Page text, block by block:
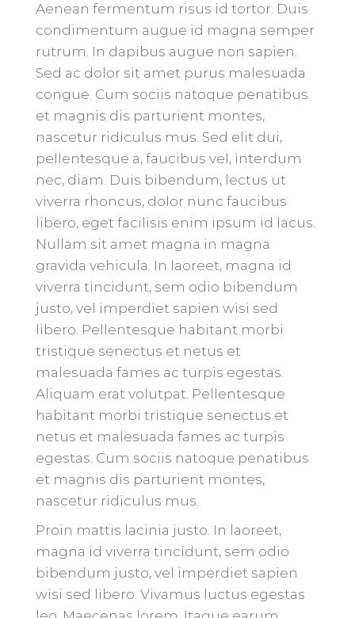
Aenean fermentum risus id tortor. Duis
condimentum augue id magna semper
rutrum. In dapibus augue non sapien.
Sed ac dolor sit amet purus malesuada
congue. Cum sociis natoque penatibus
et magnis dis parturient montes,
nascetur ridiculus mus. Sed elit dui,
pellentesque a, faucibus vel, interdum
nec, diam. Duis bibendum, lectus ut
viverra rhoncus, dolor nunc faucibus
libero, eget facilisis enim ipsum id lacus.
Nullam sit amet magna in magna
gravida vehicula. In laoreet, magna id
viverra tincidunt, sem odio bibendum
justo, vel imperdiet sapien wisi sed
libero. Pellentesque habitant morbi
tristique senectus et netus et
malesuada fames ac turpis egestas.
Aliquam erat volutpat. Pellentesque
habitant morbi tristique senectus et
netus et malesuada fames ac turpis
egestas. Cum sociis natoque penatibus
et magnis dis parturient montes,
nascetur ridiculus mus.
Proin mattis lacinia justo. In laoreet,
magna id viverra tincidunt, sem odio
bibendum justo, vel imperdiet sapien
wisi sed libero. Vivamus luctus egestas